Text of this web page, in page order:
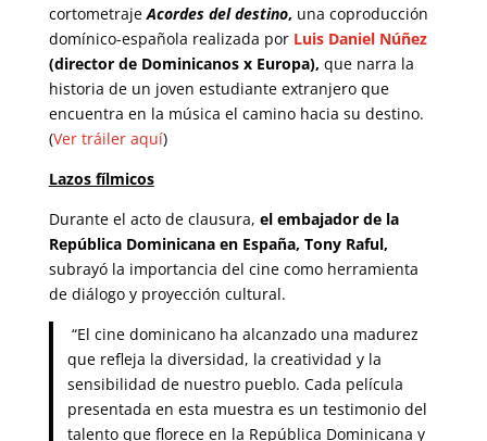
cortometrajeAcordes del destino, una coproducción
domínico-española realizada por Luis Daniel Núñez
(director de Dominicanos x Europa), que narra la
historia de un joven estudiante extranjero que
encuentra en la música el camino hacia su destino.
(Ver tráiler aquí)
Lazos fílmicos
Durante el acto de clausura, el embajador de la
República Dominicana en España, Tony Raful,
subrayó la importancia del cine como herramienta
de diálogo y proyección cultural.
“El cine dominicano ha alcanzado una madurez
que refleja la diversidad, la creatividad y la
sensibilidad de nuestro pueblo. Cada película
presentada en esta muestra es un testimonio del
talento que florece en la República Dominicana y